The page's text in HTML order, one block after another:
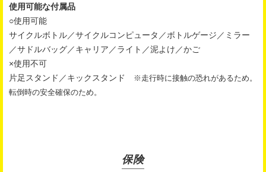
使用可能な付属品
○使用可能
サイクルボトル／サイクルコンピュータ／ボトルゲージ／ミラー
／サドルバッグ／キャリア／ライト／泥よけ／かご
×使用不可
片足スタンド／キックスタンド
※走行時に接触の恐れがあるため。
転倒時の安全確保のため。
保険